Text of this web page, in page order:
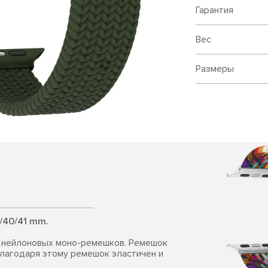
Гарантия
Вес
Размеры
41 mm.
моно-ремешков. Ремешок
этому ремешок эластичен и